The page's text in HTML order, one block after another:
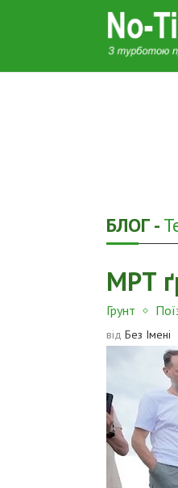
БЛОГ -
МРТ
Грунт
від Без Імені